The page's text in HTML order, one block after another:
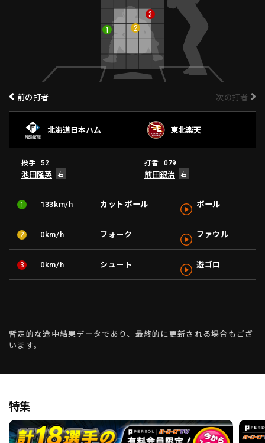
利用規約 プライバシーポリシー
よくある質問
特定商取引法の表示 アルバイト募集（別ウィンドウで開く
1 2
3
前の打者 次の打者
北海道日本ハム 東北楽天
投手 52
池田隆英
打者 079
前田銀治
1 133km/h カットボール ボール
2 0km/h フォーク ファウル
3 0km/h シュート 遊ゴロ
暫定的な途中結果データであり、最終的に更新される場合もござ
います。
特集